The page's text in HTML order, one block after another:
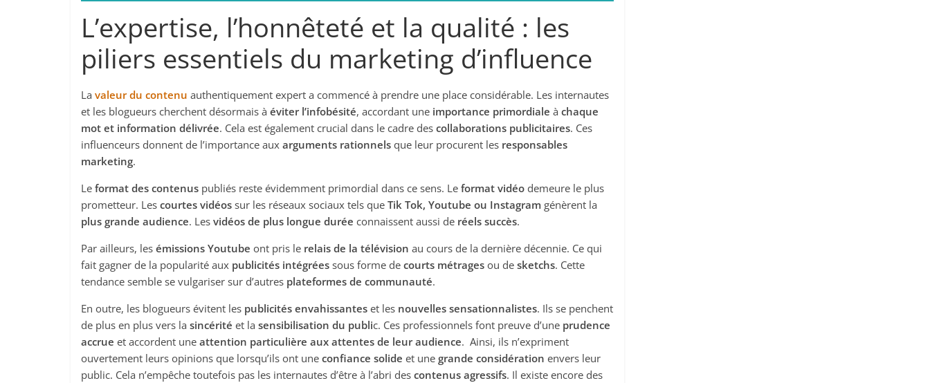
L’expertise, l’honnêteté et la qualité : les
piliers essentiels du marketing d’influence
La valeur du contenu authentiquement expert a commencé à prendre une place considérable. Les internautes
et les blogueurs cherchent désormais à éviter l’infobésité, accordant une importance primordiale à chaque
mot et information délivrée. Cela est également crucial dans le cadre des collaborations publicitaires. Ces
influenceurs donnent de l’importance aux arguments rationnels que leur procurent les responsables
marketing.
Le format des contenus publiés reste évidemment primordial dans ce sens. Le format vidéo demeure le plus
prometteur. Les courtes vidéos sur les réseaux sociaux tels que Tik Tok, Youtube ou Instagram génèrent la
plus grande audience. Les vidéos de plus longue durée connaissent aussi de réels succès.
Par ailleurs, les émissions Youtube ont pris le relais de la télévision au cours de la dernière décennie. Ce qui
fait gagner de la popularité aux publicités intégrées sous forme de courts métrages ou de sketchs. Cette
tendance semble se vulgariser sur d’autres plateformes de communauté.
En outre, les blogueurs évitent les publicités envahissantes et les nouvelles sensationnalistes. Ils se penchent
de plus en plus vers la sincérité et la sensibilisation du public. Ces professionnels font preuve d’une prudence
accrue et accordent une attention particulière aux attentes de leur audience. Ainsi, ils n’expriment
ouvertement leurs opinions que lorsqu’ils ont une confiance solide et une grande considération envers leur
public. Cela n’empêche toutefois pas les internautes d’être à l’abri des contenus agressifs. Il existe encore des